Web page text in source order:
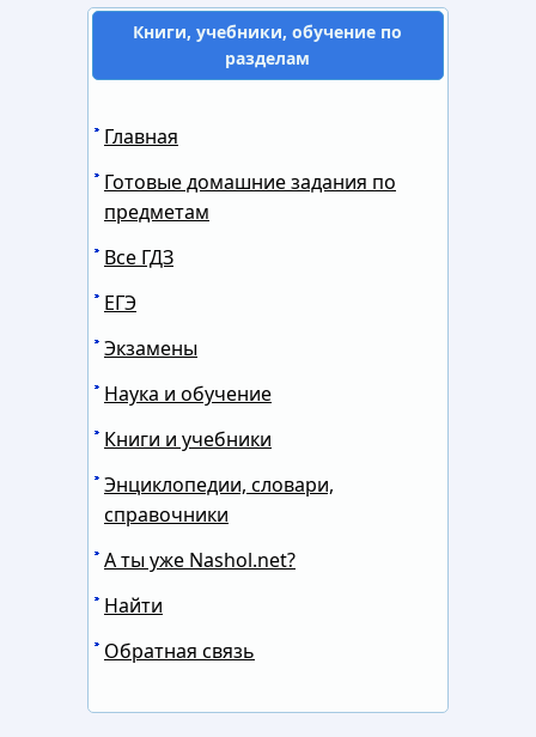
Книги, учебники, обучение по
разделам
Главная
Готовые домашние задания по
предметам
Все ГДЗ
ЕГЭ
Экзамены
Наука и обучение
Книги и учебники
Энциклопедии, словари,
справочники
А ты уже Nashol.net?
Найти
Обратная связь